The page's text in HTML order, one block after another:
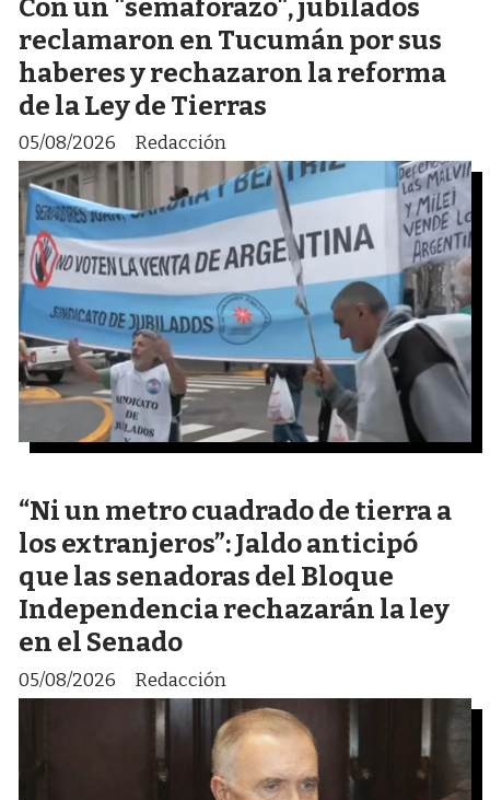
Con un "semaforazo", jubilados
reclamaron en Tucumán por sus
haberes y rechazaron la reforma
de la Ley de Tierras
Redacción
05/08/2026
“Ni un metro cuadrado de tierra a
los extranjeros”: Jaldo anticipó
que las senadoras del Bloque
Independencia rechazarán la ley
en el Senado
Redacción
05/08/2026